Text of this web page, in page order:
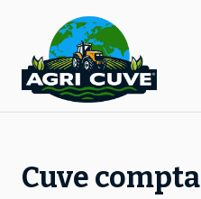
Cuve